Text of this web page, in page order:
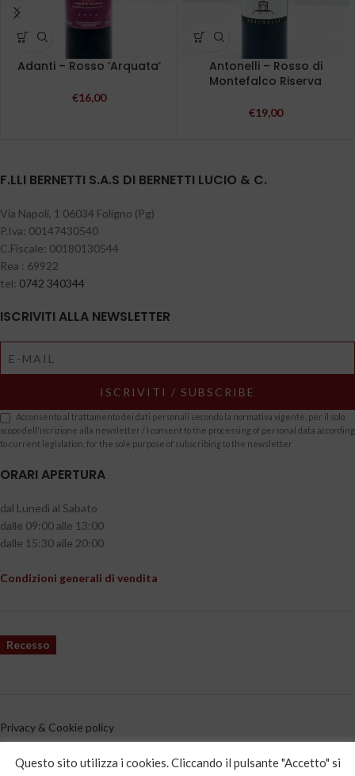
Adanti – Rosso ‘Arquata’
€16,00
Antonelli – Rosso di
Montefalco Riserva
€19,00
F.LLI BERNETTI S.A.S DI BERNETTI LUCIO & C.
Via Napoli, 1 06034 Foligno (Pg)
P.Iva: 00147430540
C.Fiscale: 00180130544
Rea : 69922
tel: 0742 340344
ISCRIVITI ALLA NEWSLETTER
Acconsento al trattamento dei dati personali secondo la normativa vigente, per il solo
scopo dell'iscrizione alla newsletter / I consent to the processing of personal data according
to current legislation, for the sole purpose of subscribing to the newsletter
ORARI APERTURA
dal Lunedì al Sabato
dalle 09:00 alle 13:00
dalle 15:30 alle 20:00
Condizioni generali di vendita
Recesso
Privacy & Cookie policy
CATEGORIE PRODOTTO
Questo sito utilizza i cookies. Cliccando il pulsante "Accetto" si